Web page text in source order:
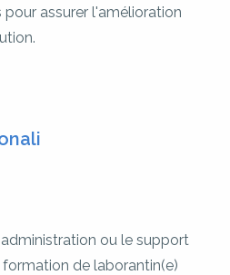
pour assurer l'amélioration
ou le support
de laborantin(e)